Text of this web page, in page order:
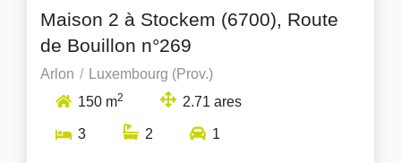
Maison 2 à Stockem (6700), Route
de Bouillon n°269
Arlon
Luxembourg (Prov.)
150 m2 2.71 ares
3 2 1